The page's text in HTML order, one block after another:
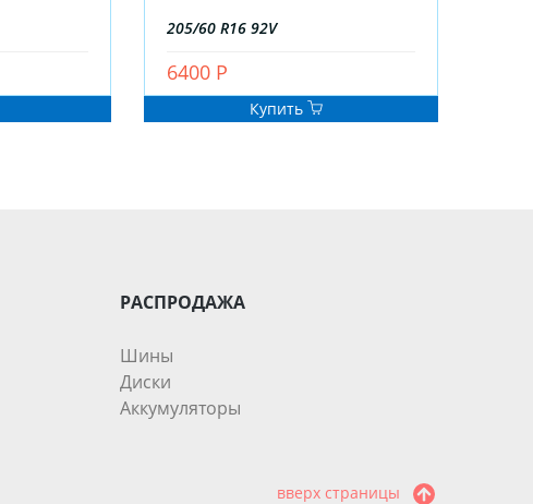
205/60 R16 92V
6400 Р
Купить
РАСПРОДАЖА
Шины
Диски
Аккумуляторы
вверх страницы